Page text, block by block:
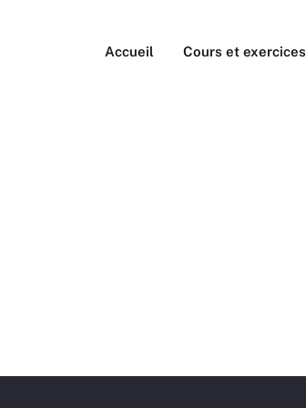
Accueil Cours et exercices